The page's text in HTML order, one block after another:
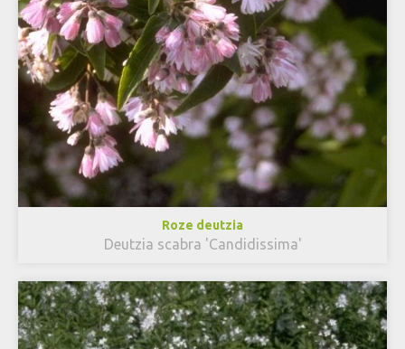
Roze deutzia
Deutzia scabra 'Candidissima'